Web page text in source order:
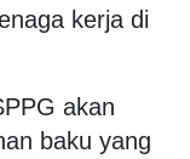
kerja di
akan
baku yang